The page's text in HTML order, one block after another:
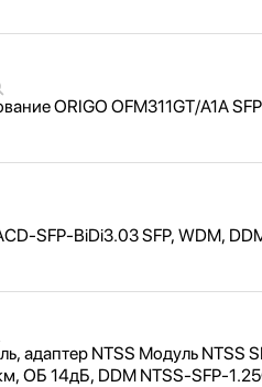
ORIGO OFM311GT/A1A
SFP-BiDi3.03 SFP, WDM,
адаптер NTSS Модуль NTSS
ОБ 14дБ, DDM NTSS-SFP-